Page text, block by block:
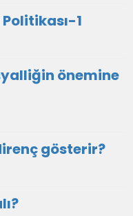
1
önemine
gösterir?